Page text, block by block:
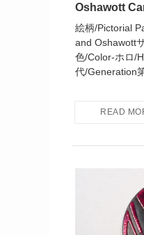
Oshawott
絵柄/Pictorial
and Oshawott
色/Color-ホロ/
代/Generation